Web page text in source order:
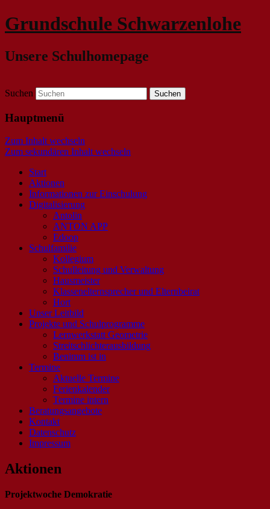
Grundschule Schwarzenlohe
Unsere Schulhomepage
Suchen
Hauptmenü
Zum Inhalt wechseln
Zum sekundären Inhalt wechseln
Start
Aktionen
Informationen zur Einschulung
Digitalisierung
Antolin
ANTON APP
Edoop
Schulfamilie
Kollegium
Schulleitung und Verwaltung
Hausmeister
Klassenelternsprecher und Elternbeirat
Hort
Unser Leitbild
Projekte und Schulprogramme
Lernwerkstatt Geometrie
Streitschlichterausbildung
Benimm ist in
Termine
Aktuelle Termine
Ferienkalender
Termine intern
Beratungsangebote
Kontakt
Datenschutz
Impressum
Aktionen
Projektwoche Demokratie